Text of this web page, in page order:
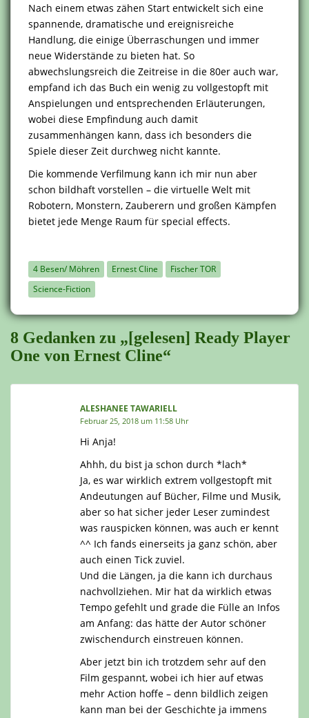
Nach einem etwas zähen Start entwickelt sich eine
spannende, dramatische und ereignisreiche
Handlung, die einige Überraschungen und immer
neue Widerstände zu bieten hat. So
abwechslungsreich die Zeitreise in die 80er auch war,
empfand ich das Buch ein wenig zu vollgestopft mit
Anspielungen und entsprechenden Erläuterungen,
wobei diese Empfindung auch damit
zusammenhängen kann, dass ich besonders die
Spiele dieser Zeit durchweg nicht kannte.
Die kommende Verfilmung kann ich mir nun aber
schon bildhaft vorstellen – die virtuelle Welt mit
Robotern, Monstern, Zauberern und großen Kämpfen
bietet jede Menge Raum für special effects.
4 Besen/ Möhren Ernest Cline
Fischer TOR
Science-Fiction
8 Gedanken zu „[gelesen] Ready Player
One von Ernest Cline“
ALESHANEE TAWARIELL
Februar 25, 2018 um 11:58 Uhr
Hi Anja!
Ahhh, du bist ja schon durch *lach*
Ja, es war wirklich extrem vollgestopft mit
Andeutungen auf Bücher, Filme und Musik,
aber so hat sicher jeder Leser zumindest
was rauspicken können, was auch er kennt
^^ Ich fands einerseits ja ganz schön, aber
auch einen Tick zuviel.
Und die Längen, ja die kann ich durchaus
nachvollziehen. Mir hat da wirklich etwas
Tempo gefehlt und grade die Fülle an Infos
am Anfang: das hätte der Autor schöner
zwischendurch einstreuen können.
Aber jetzt bin ich trotzdem sehr auf den
Film gespannt, wobei ich hier auf etwas
mehr Action hoffe – denn bildlich zeigen
kann man bei der Geschichte ja immens